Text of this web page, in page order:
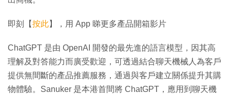
即刻【按此】，用 App 睇更多產品開箱影片
ChatGPT 是由 OpenAI 開發的最先進的語言模型，因其高
理解及對答能力而廣受歡迎，可透過結合聊天機械人為客戶
提供無間斷的產品推薦服務，通過與客戶建立關係提升其購
物體驗。Sanuker 是本港首間將 ChatGPT，應用到聊天機